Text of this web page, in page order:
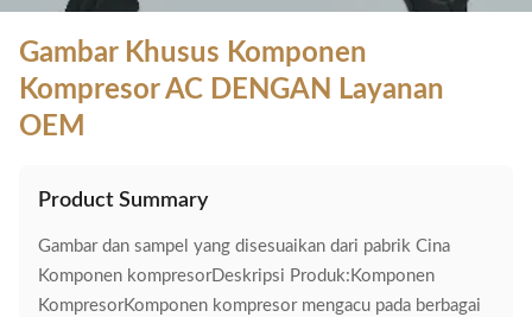
Gambar Khusus Komponen
Kompresor AC DENGAN Layanan
OEM
Product Summary
Gambar dan sampel yang disesuaikan dari pabrik Cina
Komponen kompresorDeskripsi Produk:Komponen
KompresorKomponen kompresor mengacu pada berbagai